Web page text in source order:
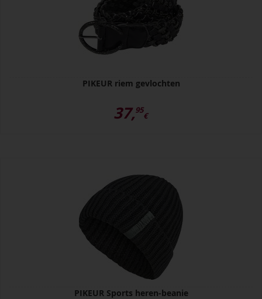
PIKEUR riem gevlochten
37,95
€
PIKEUR Sports heren-beanie